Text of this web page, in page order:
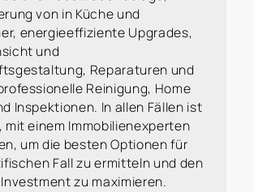
von in Küche und
energieeffiziente Upgrades,
und
Reparaturen und
Reinigung, Home
Inspektionen. In allen Fällen ist
mit einem Immobilienexperten
um die besten Optionen für
Fall zu ermitteln und den
zu maximieren.